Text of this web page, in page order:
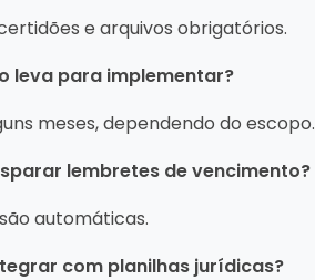
e arquivos obrigatórios.
leva para implementar?
meses, dependendo do escopo.
lembretes de vencimento?
automáticas.
com planilhas jurídicas?